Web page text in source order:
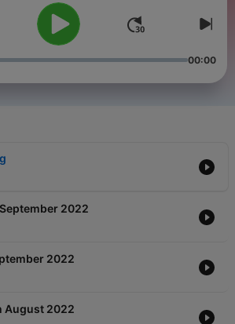
00:00
2022
2022
August 2022